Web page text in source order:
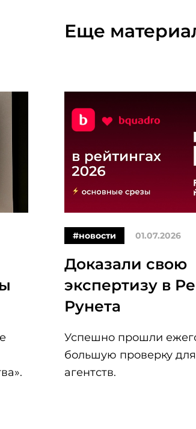
Еще
#новости 01.07.2026
Доказали свою
экспертизу в
Рунета
Успешно прошли
большую проверку
агентств.